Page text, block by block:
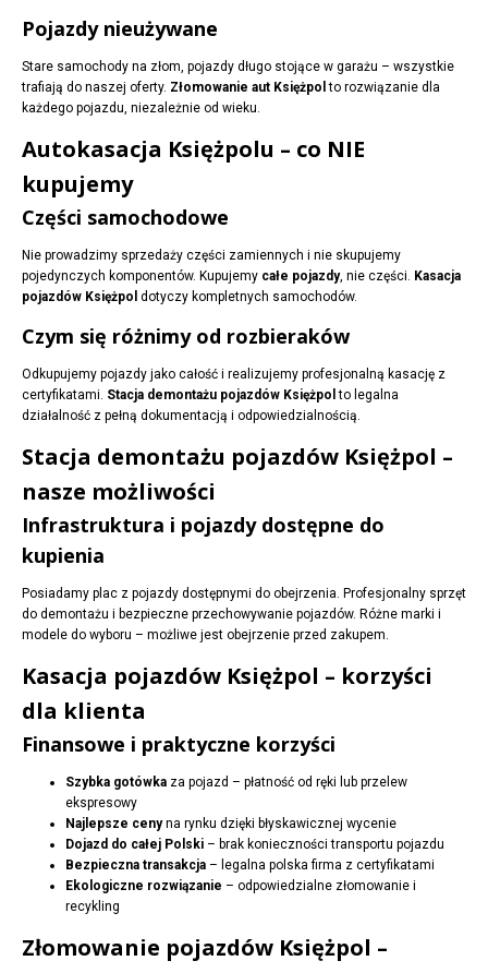
Pojazdy nieużywane
Stare samochody na złom, pojazdy długo stojące w garażu – wszystkie
trafiają do naszej oferty. Złomowanie aut Księżpol to rozwiązanie dla
każdego pojazdu, niezależnie od wieku.
Autokasacja Księżpolu – co NIE
kupujemy
Części samochodowe
Nie prowadzimy sprzedaży części zamiennych i nie skupujemy
pojedynczych komponentów. Kupujemy całe pojazdy, nie części. Kasacja
pojazdów Księżpol dotyczy kompletnych samochodów.
Czym się różnimy od rozbieraków
Odkupujemy pojazdy jako całość i realizujemy profesjonalną kasację z
certyfikatami. Stacja demontażu pojazdów Księżpol to legalna
działalność z pełną dokumentacją i odpowiedzialnością.
Stacja demontażu pojazdów Księżpol –
nasze możliwości
Infrastruktura i pojazdy dostępne do
kupienia
Posiadamy plac z pojazdy dostępnymi do obejrzenia. Profesjonalny sprzęt
do demontażu i bezpieczne przechowywanie pojazdów. Różne marki i
modele do wyboru – możliwe jest obejrzenie przed zakupem.
Kasacja pojazdów Księżpol – korzyści
dla klienta
Finansowe i praktyczne korzyści
Szybka gotówka za pojazd – płatność od ręki lub przelew
ekspresowy
Najlepsze cenyna rynku dzięki błyskawicznej wycenie
Dojazd do całej Polski – brak konieczności transportu pojazdu
Bezpieczna transakcja – legalna polska firma z certyfikatami
Ekologiczne rozwiązanie – odpowiedzialne złomowanie i
recykling
Złomowanie pojazdów Księżpol –